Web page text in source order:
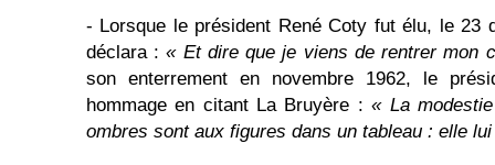
- Lorsque le président René Coty fut élu, le 23
déclara :« Et dire que je viens de rentrer mon
son enterrement en novembre 1962, le
hommage en citant La Bruyère :« La
ombres sont aux figures dans un tableau : elle